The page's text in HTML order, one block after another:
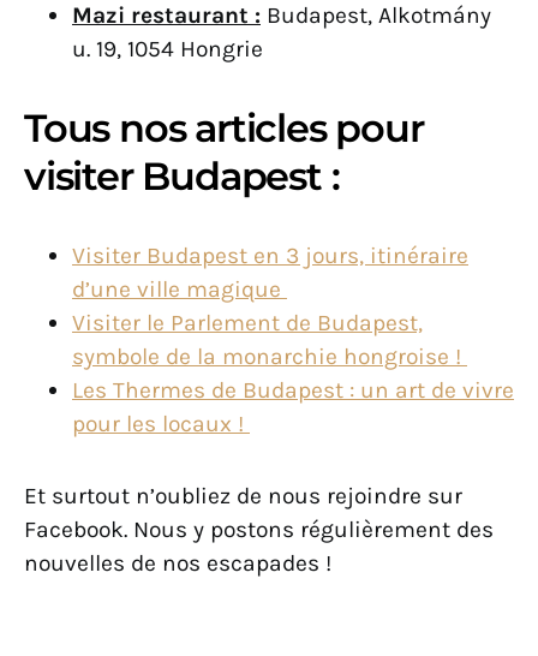
Mazi restaurant : Budapest, Alkotmány
u. 19, 1054 Hongrie
Tous nos articles pour
visiter Budapest :
Visiter Budapest en 3 jours, itinéraire
d’une ville magique
Visiter le Parlement de Budapest,
symbole de la monarchie hongroise !
Les Thermes de Budapest : un art de vivre
pour les locaux !
Et surtout n’oubliez de nous rejoindre sur
Facebook. Nous y postons régulièrement des
nouvelles de nos escapades !